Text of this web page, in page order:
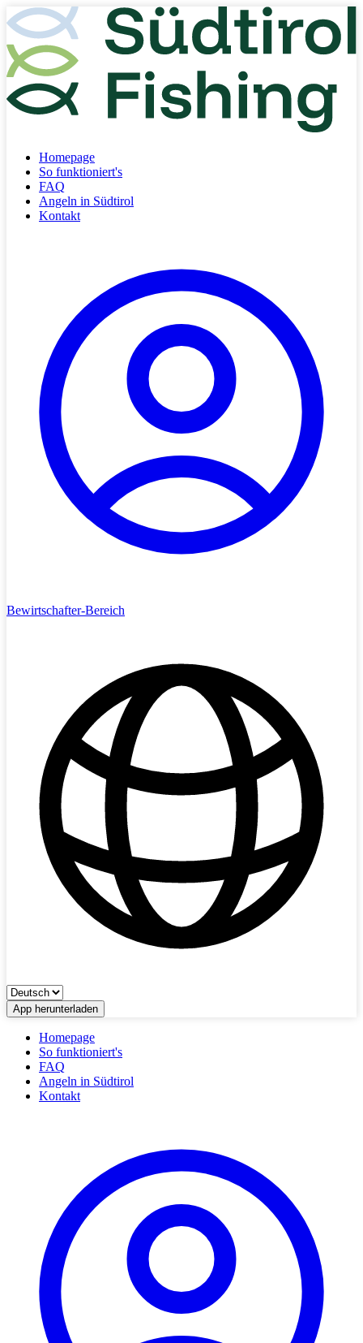
Homepage
So funktioniert's
FAQ
Angeln in Südtirol
Kontakt
Bewirtschafter-Bereich
App herunterladen
Homepage
So funktioniert's
FAQ
Angeln in Südtirol
Kontakt